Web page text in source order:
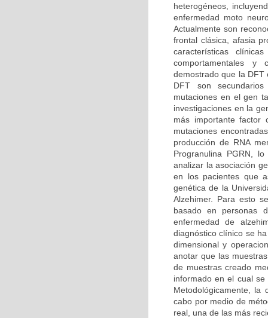
heterogéneos,
enfermedad moto
Actualmente son
frontal clásica, afasia
características
comportamentales y
demostrado que la DFT
DFT son
mutaciones en el gen
investigaciones en la
más importante factor
mutaciones
producción de RNA
Progranulina PGRN,
analizar la asociación
en los pacientes que
genética de la
Alzehimer. Para esto
basado en personas
enfermedad de
diagnóstico clínico se
dimensional y
anotar que las
de muestras creado
informado en el cual
Metodológicamente, la
cabo por medio de
real, una de las más